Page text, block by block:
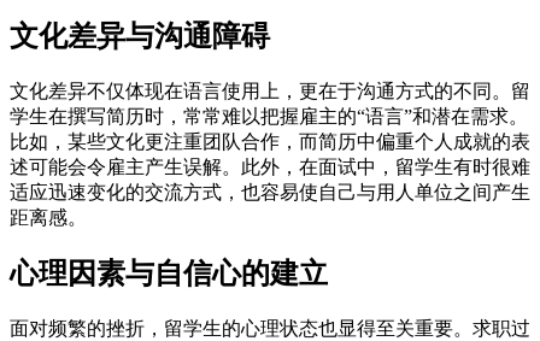
文化差异与沟通障碍
文化差异不仅体现在语言使用上，更在于沟通方式的不同。留
学生在撰写简历时，常常难以把握雇主的“语言”和潜在需求。
比如，某些文化更注重团队合作，而简历中偏重个人成就的表
述可能会令雇主产生误解。此外，在面试中，留学生有时很难
适应迅速变化的交流方式，也容易使自己与用人单位之间产生
距离感。
心理因素与自信心的建立
面对频繁的挫折，留学生的心理状态也显得至关重要。求职过